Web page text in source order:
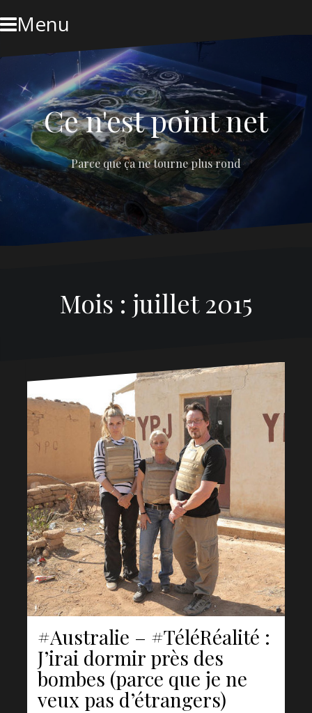
to
contentMenu
Ce n'est point net
Parce que ça ne tourne plus rond
Mois : juillet 2015
#Australie – #TéléRéalité :
J’irai dormir près des
bombes (parce que je ne
veux pas d’étrangers)